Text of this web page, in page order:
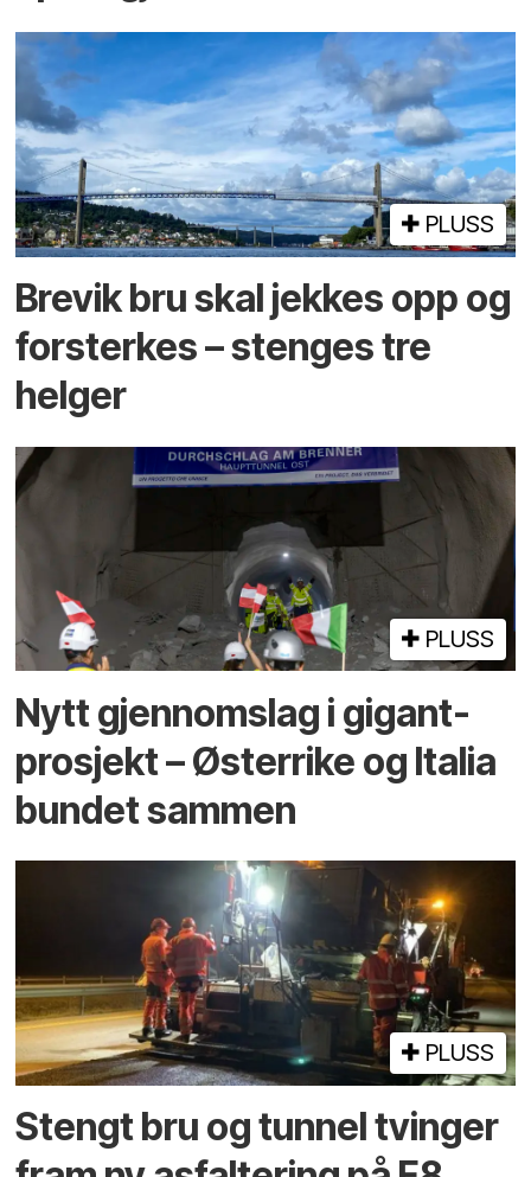
PLUSS
Brevik bru skal jekkes opp og
forsterkes – stenges tre
helger
PLUSS
Nytt gjennomslag i gigant­
prosjekt – Østerrike og Italia
bundet sammen
PLUSS
Stengt bru og tunnel tvinger